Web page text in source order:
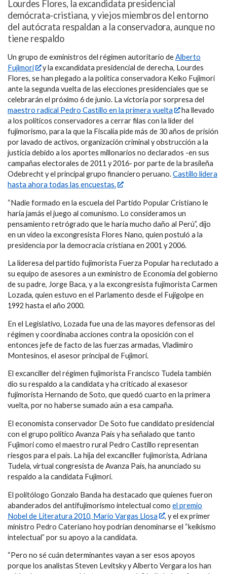
Lourdes Flores, la excandidata presidencial
demócrata-cristiana, y viejos miembros del entorno
del autócrata respaldan a la conservadora, aunque no
tiene respaldo
Un grupo de exministros del régimen autoritario deAlberto
Fujimori
y la excandidata presidencial de derecha, Lourdes
Flores, se han plegado a la política conservadora Keiko Fujimori
ante la segunda vuelta de las elecciones presidenciales que se
celebrarán el próximo 6 de junio. La victoria por sorpresa del
maestro radical Pedro Castillo en la primera vuelta
ha llevado
a los políticos conservadores a cerrar filas con la líder del
fujimorismo, para la que la Fiscalía pide más de 30 años de prisión
por lavado de activos, organización criminal y obstrucción a la
justicia debido a los aportes millonarios no declarados -en sus
campañas electorales de 2011 y 2016- por parte de la brasileña
Odebrecht y el principal grupo financiero peruano.Castillo lidera
hasta ahora todas las encuestas.
“Nadie formado en la escuela del Partido Popular Cristiano le
haría jamás el juego al comunismo. Lo consideramos un
pensamiento retrógrado que le haría mucho daño al Perú”, dijo
en un vídeo la excongresista Flores Nano, quien postuló a la
presidencia por la democracia cristiana en 2001 y 2006.
La lideresa del partido fujimorista Fuerza Popular ha reclutado a
su equipo de asesores a un exministro de Economía del gobierno
de su padre, Jorge Baca, y a la excongresista fujimorista Carmen
Lozada, quien estuvo en el Parlamento desde el Fujigolpe en
1992 hasta el año 2000.
En el Legislativo, Lozada fue una de las mayores defensoras del
régimen y coordinaba acciones contra la oposición con el
entonces jefe de facto de las fuerzas armadas, Vladimiro
Montesinos, el asesor principal de Fujimori.
El excanciller del régimen fujimorista Francisco Tudela también
dio su respaldo a la candidata y ha criticado al exasesor
fujimorista Hernando de Soto, que quedó cuarto en la primera
vuelta, por no haberse sumado aún a esa campaña.
El economista conservador De Soto fue candidato presidencial
con el grupo político Avanza País y ha señalado que tanto
Fujimori como el maestro rural Pedro Castillo representan
riesgos para el país. La hija del excanciller fujimorista, Adriana
Tudela, virtual congresista de Avanza País, ha anunciado su
respaldo a la candidata Fujimori.
El politólogo Gonzalo Banda ha destacado que quienes fueron
abanderados del antifujimorismo intelectual como el premio
Nobel de Literatura 2010, Mario Vargas Llosa
, y el ex primer
ministro Pedro Cateriano hoy podrían denominarse el “keikismo
intelectual” por su apoyo a la candidata.
“Pero no sé cuán determinantes vayan a ser esos apoyos
porque los analistas Steven Levitsky y Alberto Vergara los han